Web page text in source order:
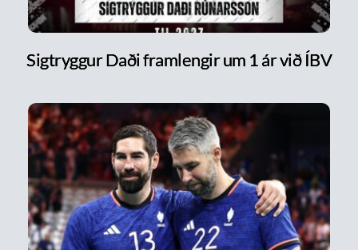
Sigtryggur Daði framlengir um 1 ár við ÍBV